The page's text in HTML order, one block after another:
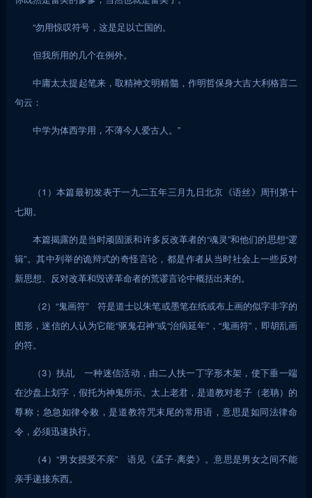
“勿用惊叹符号，这是足以亡国的。
但我所用的几个在例外。
中庸太太提起笔来，取精神文明精髓，作明哲保身大吉大利格言二
句云：
中学为体西学用，不薄今人爱古人。”
（1）本篇最初发表于一九二五年三月九日北京《语丝》周刊第十
七期。
本篇揭露的是当时顽固派和许多反改革者的“魂灵”和他们的思想“逻
辑”。其中列举的诡辩式的奇怪言论，都是作者从当时社会上一些反对
新思想、反对改革和毁谤革命者的荒谬言论中概括出来的。
（2）“鬼画符” 符是道士以朱笔或墨笔在纸或布上画的似字非字的
图形，迷信的人认为它能“驱鬼召神”或“治病延年”，“鬼画符”，即胡乱画
的符。
（3）扶乩 一种迷信活动，由二人扶一丁字形木架，使下垂一端
在沙盘上划字，假托为神鬼所示。太上老君，是道教对老子（老聃）的
尊称；急急如律令敕，是道教符咒末尾的常用语，意思是如同法律命
令，必须迅速执行。
（4）“男女授受不亲” 语见《孟子·离娄》。意思是男女之间不能
亲手递接东西。